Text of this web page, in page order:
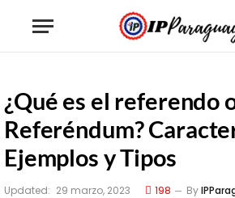
¿Qué es el referendo
Referéndum?
Ejemplos y Tipos
Updated: 29 marzo, 2023 198 By